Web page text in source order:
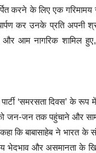
करने के लिए एक
कर उनके प्रति अपनी
और आम नागरिक शामिल
पार्टी ‘समरसता दिवस’
जन-जन तक पहुंचाने और
कहा कि बाबासाहेब ने
भेदभाव और असमानता के